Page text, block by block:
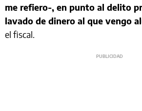
me refiero-, en punto al delito
lavado de dinero al que vengo
el fiscal.